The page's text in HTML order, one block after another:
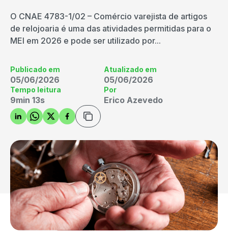
O CNAE 4783-1/02 – Comércio varejista de artigos
de relojoaria é uma das atividades permitidas para o
MEI em 2026 e pode ser utilizado por...
Publicado em
05/06/2026
Atualizado em
05/06/2026
Tempo leitura
9min 13s
Por
Erico Azevedo